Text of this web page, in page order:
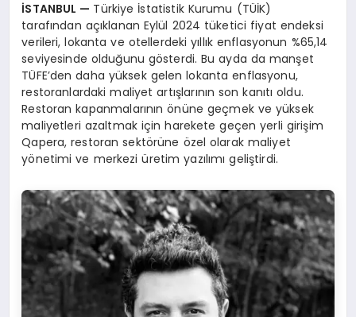
İSTANBUL — Türkiye İstatistik Kurumu (TÜİK)
tarafından açıklanan Eylül 2024 tüketici fiyat endeksi
verileri, lokanta ve otellerdeki yıllık enflasyonun %65,14
seviyesinde olduğunu gösterdi. Bu ayda da manşet
TÜFE’den daha yüksek gelen lokanta enflasyonu,
restoranlardaki maliyet artışlarının son kanıtı oldu.
Restoran kapanmalarının önüne geçmek ve yüksek
maliyetleri azaltmak için harekete geçen yerli girişim
Qapera, restoran sektörüne özel olarak maliyet
yönetimi ve merkezi üretim yazılımı geliştirdi.